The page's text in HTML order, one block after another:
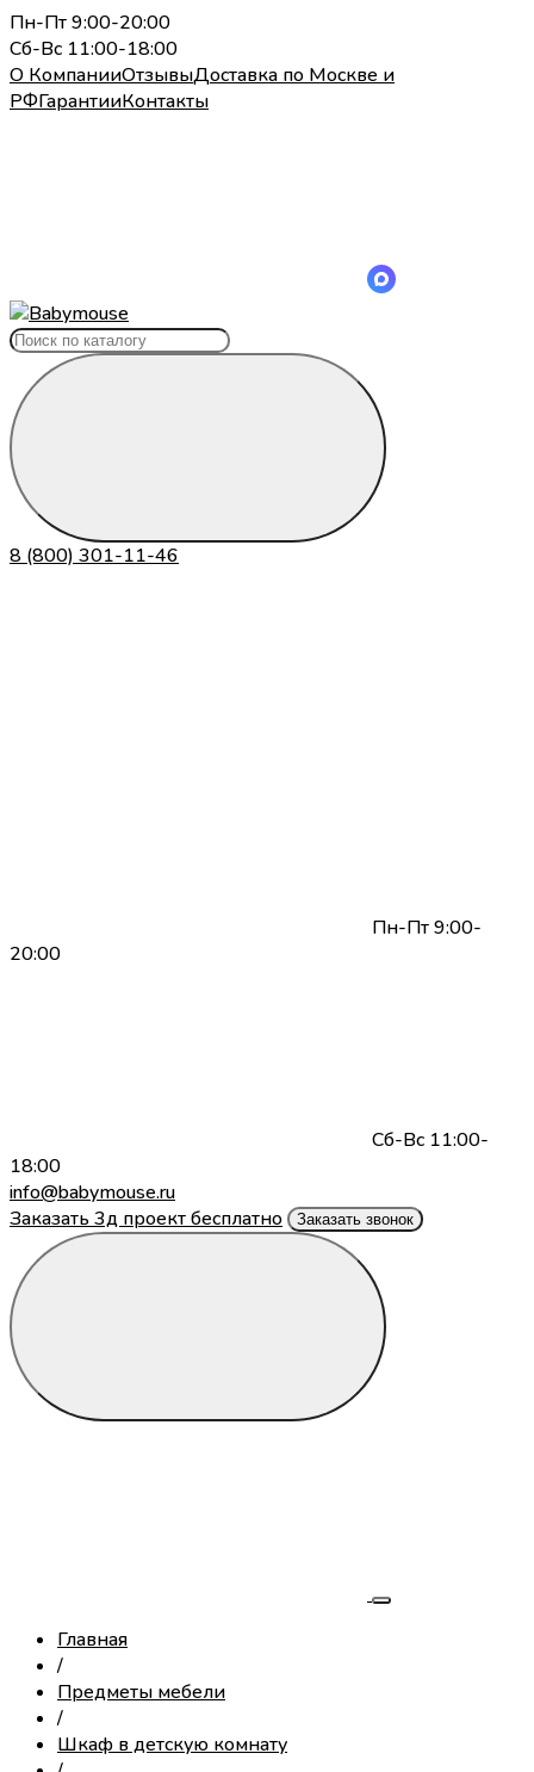
Пн-Пт 9:00-20:00
Сб-Вс 11:00-18:00
О КомпанииОтзывыДоставка по Москве и
РФГарантииКонтакты
8 (800) 301-11-46
Пн-Пт 9:00-
20:00
Сб-Вс 11:00-
18:00
info@babymouse.ru
Заказать 3д проект бесплатно
Заказать звонок
Главная
/
Предметы мебели
/
Шкаф в детскую комнату